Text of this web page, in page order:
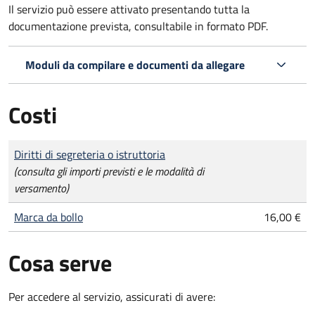
Il servizio può essere attivato presentando tutta la
documentazione prevista, consultabile in formato PDF.
Moduli da compilare e documenti da allegare
Costi
Tipo di pagamento
Importo
Diritti di segreteria o istruttoria
(consulta gli importi previsti e le modalità di
versamento)
Marca da bollo
16,00 €
Cosa serve
Per accedere al servizio, assicurati di avere: